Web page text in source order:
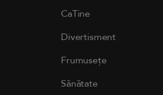
CaTine
Divertisment
Frumusețe
Sănătate